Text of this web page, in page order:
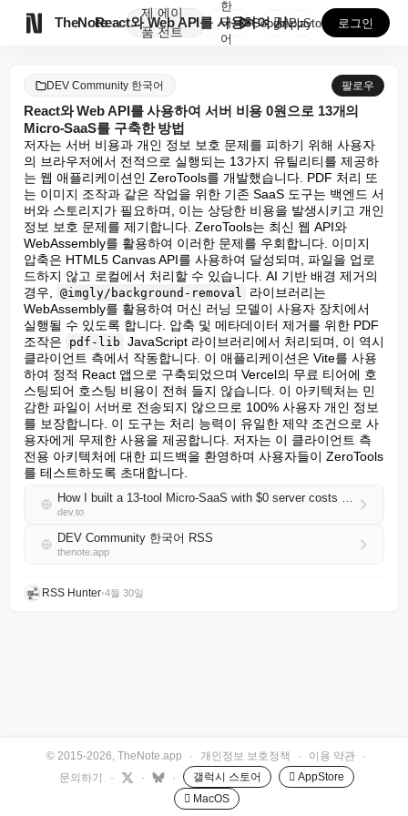
TheNote
제
품
에이
전트
React와 Web API를 사용하여 서버 비용 0원으...
한
국
어
GooglePlay
AppStore 로그인
DEV Community 한국어 팔로우
React와 Web API를 사용하여 서버 비용 0원으로 13개의
Micro-SaaS를 구축한 방법
저자는 서버 비용과 개인 정보 보호 문제를 피하기 위해 사용자
의 브라우저에서 전적으로 실행되는 13가지 유틸리티를 제공하
는 웹 애플리케이션인 ZeroTools를 개발했습니다. PDF 처리 또
는 이미지 조작과 같은 작업을 위한 기존 SaaS 도구는 백엔드 서
버와 스토리지가 필요하며, 이는 상당한 비용을 발생시키고 개인
정보 보호 문제를 제기합니다. ZeroTools는 최신 웹 API와
WebAssembly를 활용하여 이러한 문제를 우회합니다. 이미지
압축은 HTML5 Canvas API를 사용하여 달성되며, 파일을 업로
드하지 않고 로컬에서 처리할 수 있습니다. AI 기반 배경 제거의
경우,
@imgly/background-removal
라이브러리는
WebAssembly를 활용하여 머신 러닝 모델이 사용자 장치에서
실행될 수 있도록 합니다. 압축 및 메타데이터 제거를 위한 PDF
조작은
pdf-lib JavaScript 라이브러리에서 처리되며, 이 역시
클라이언트 측에서 작동합니다. 이 애플리케이션은 Vite를 사용
하여 정적 React 앱으로 구축되었으며 Vercel의 무료 티어에 호
스팅되어 호스팅 비용이 전혀 들지 않습니다. 이 아키텍처는 민
감한 파일이 서버로 전송되지 않으므로 100% 사용자 개인 정보
를 보장합니다. 이 도구는 처리 능력이 유일한 제약 조건으로 사
용자에게 무제한 사용을 제공합니다. 저자는 이 클라이언트 측
전용 아키텍처에 대한 피드백을 환영하며 사용자들이 ZeroTools
를 테스트하도록 초대합니다.
How I built a 13-tool Micro-SaaS with $0 server costs using React and Web APIs
dev.to
DEV Community 한국어 RSS
thenote.app
RSS Hunter•4월 30일
© 2015-2026, TheNote.app · 개인정보 보호정책 · 이용 약관
·
문의하기
· · · 갤럭시 스토어
 AppStore
 MacOS